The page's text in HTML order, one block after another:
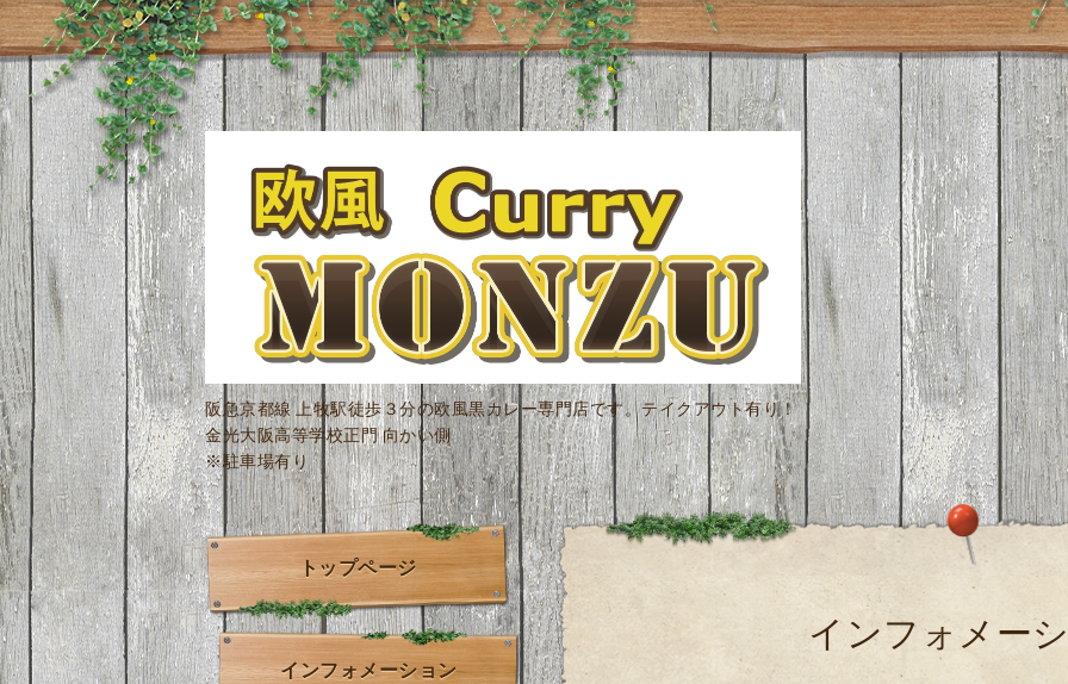
阪急京都線 上牧駅徒歩３分の欧風黒カレー専門店です。テイクアウト有り！
金光大阪高等学校正門 向かい側
※駐車場有り
インフォメー
トップページ
インフォメーション